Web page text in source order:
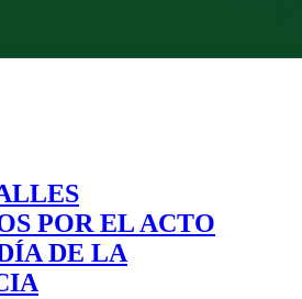
POR EL ACTO
DE LA